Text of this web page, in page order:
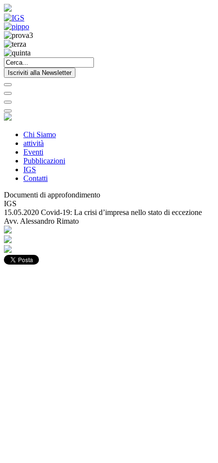
Iscriviti alla Newsletter
Chi Siamo
attività
Eventi
Pubblicazioni
IGS
Contatti
Documenti di approfondimento
IGS
15.05.2020 Covid-19: La crisi d’impresa nello stato di eccezione
Avv. Alessandro Rimato